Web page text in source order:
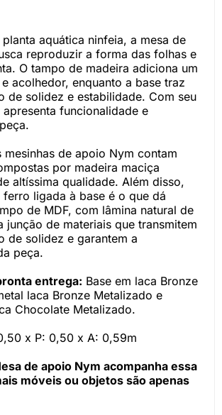
planta aquática ninfeia, a mesa de
reproduzir a forma das folhas e
O tampo de madeira adiciona um
acolhedor, enquanto a base traz
de solidez e estabilidade. Com seu
funcionalidade e
mesinhas de apoio Nym contam
por madeira maciça
altíssima qualidade. Além disso,
ferro ligada à base é o que dá
de MDF, com lâmina natural de
junção de materiais que transmitem
de solidez e garantem a
peça.
entrega: Base em laca Bronze
laca Bronze Metalizado e
Chocolate Metalizado.
x P: 0,50 x A: 0,59m
de apoio Nym acompanha essa
móveis ou objetos são apenas